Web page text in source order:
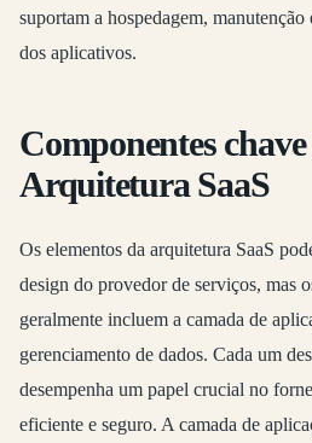
suportam a hospedagem,
dos aplicativos.
Componentes
Arquitetura SaaS
Os elementos da arquitetura SaaS
design do provedor de serviços, mas
geralmente incluem a camada de
gerenciamento de dados. Cada um
desempenha um papel crucial no
eficiente e seguro. A camada de